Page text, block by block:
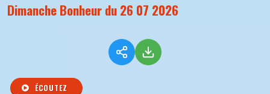
Dimanche Bonheur du 26 07 2026
ÉCOUTEZ